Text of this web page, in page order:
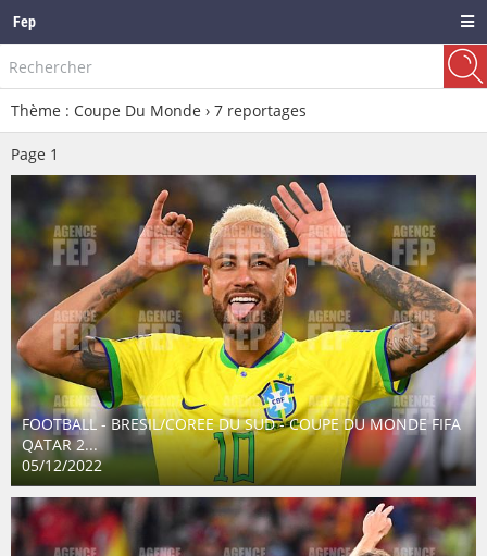
Fep
Thème : Coupe Du Monde › 7 reportages
Page 1
FOOTBALL - BRESIL/COREE DU SUD - COUPE DU MONDE FIFA
QATAR 2...
05/12/2022